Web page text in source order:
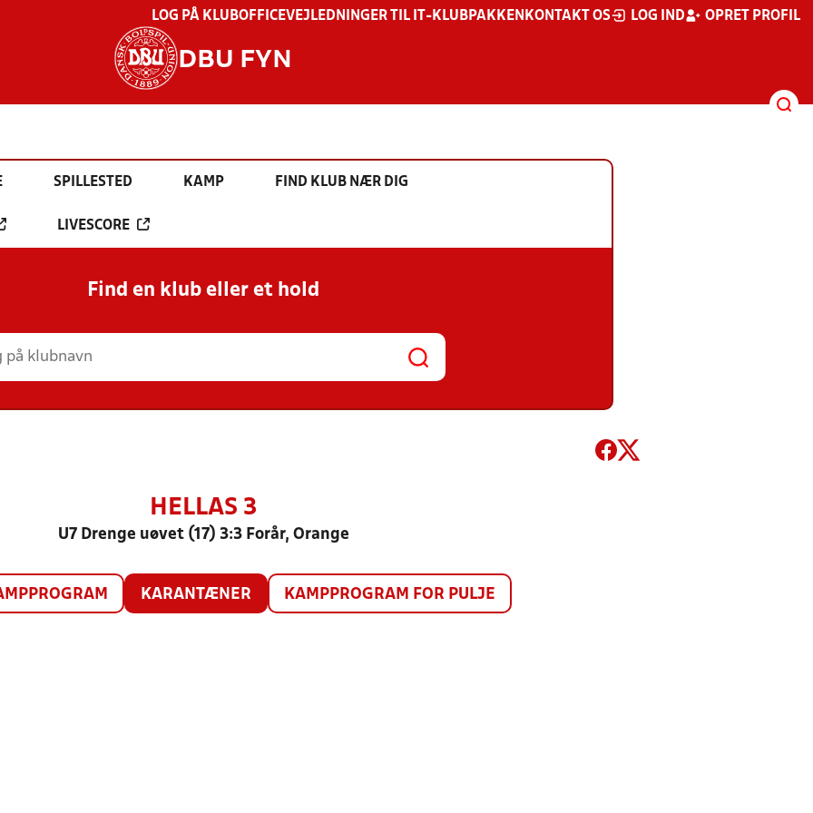
LOG PÅ KLUBOFFICEVEJLEDNINGER TIL IT-KLUBPAKKEN KONTAKT OS LOG IND OPRET PROFIL
DBU FYN
SPILLESTED KAMP FIND KLUB NÆR DIG
LIVESCORE
Find en klub eller et hold
HELLAS 3
U7 Drenge uøvet (17) 3:3 Forår, Orange
KARANTÆNER KAMPPROGRAM FOR PULJE